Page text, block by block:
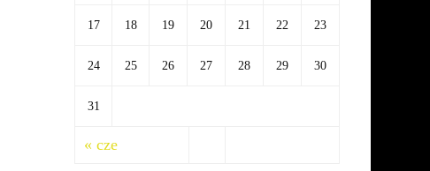
17 18 19 20 21 22 23
24 25 26 27 28 29 30
31
« cze